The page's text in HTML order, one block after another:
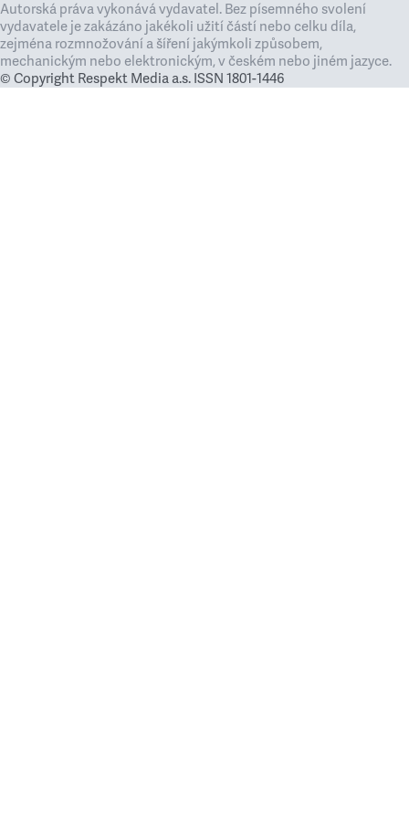
Autorská práva vykonává vydavatel. Bez písemného svolení
vydavatele je zakázáno jakékoli užití částí nebo celku díla,
zejména rozmnožování a šíření jakýmkoli způsobem,
mechanickým nebo elektronickým, v českém nebo jiném jazyce.
© Copyright Respekt Media a.s. ISSN 1801-1446